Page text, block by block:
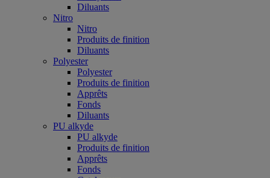
Diluants
Nitro
Nitro
Produits de finition
Diluants
Polyester
Polyester
Produits de finition
Apprêts
Fonds
Diluants
PU alkyde
PU alkyde
Produits de finition
Apprêts
Fonds